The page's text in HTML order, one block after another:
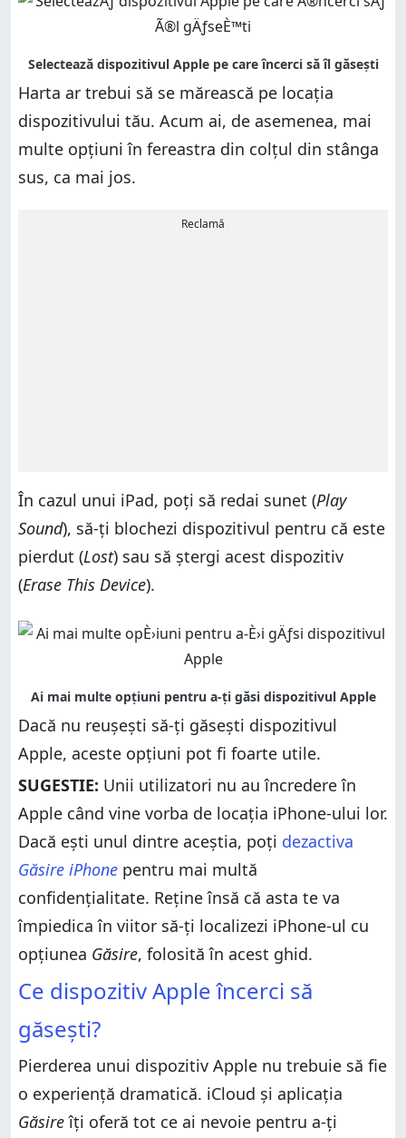
Harta ar trebui să se mărească pe locația
dispozitivului tău. Acum ai, de asemenea, mai
multe opțiuni în fereastra din colțul din stânga
sus, ca mai jos.
Reclamă
În cazul unui iPad, poți să redai sunet (Play
Sound), să-ți blochezi dispozitivul pentru că este
pierdut (Lost) sau să ștergi acest dispozitiv
(Erase This Device).
Dacă nu reușești să-ți găsești dispozitivul
Apple, aceste opțiuni pot fi foarte utile.
SUGESTIE: Unii utilizatori nu au încredere în
Apple când vine vorba de locația iPhone-ului lor.
Dacă ești unul dintre aceștia, poți dezactiva
Găsire iPhone pentru mai multă
confidențialitate. Reține însă că asta te va
împiedica în viitor să-ți localizezi iPhone-ul cu
opțiunea Găsire, folosită în acest ghid.
Ce dispozitiv Apple încerci să
găsești?
Pierderea unui dispozitiv Apple nu trebuie să fie
o experiență dramatică. iCloud și aplicația
Găsireîți oferă tot ce ai nevoie pentru a-ți